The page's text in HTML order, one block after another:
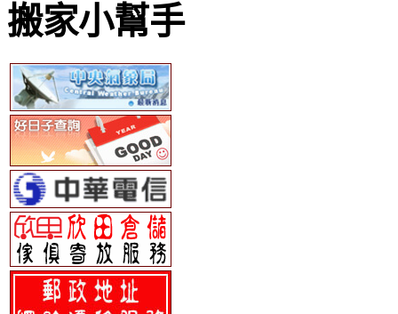
搬家小幫手